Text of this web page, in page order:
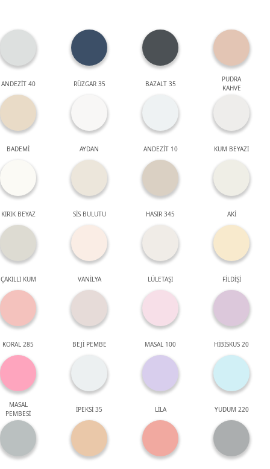
ANDEZİT 40 RÜZGAR 35 BAZALT 35
PUDRA
KAHVE
BADEMİ AYDAN ANDEZİT 10 KUM BEYAZI
KIRIK BEYAZ SİS BULUTU HASIR 345 AKİ
ÇAKILLI KUM VANİLYA LÜLETAŞI FİLDİŞİ
KORAL 285 BEJİ PEMBE MASAL 100 HİBİSKUS 20
MASAL
PEMBESİ
İPEKSİ 35 LİLA YUDUM 220